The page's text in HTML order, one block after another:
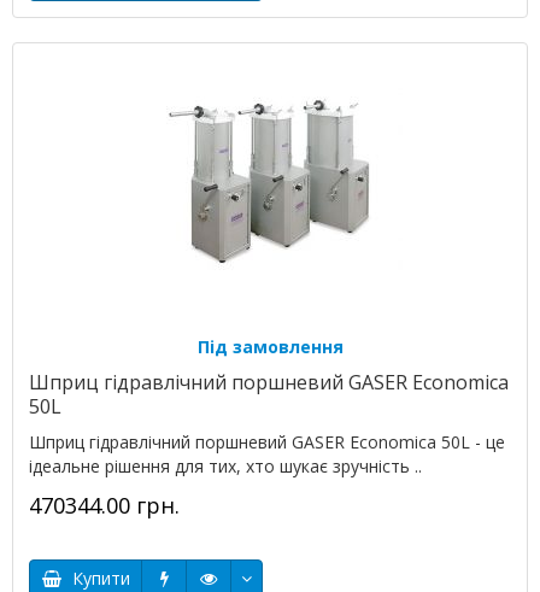
Під замовлення
Шприц гідравлічний поршневий GASER Economica
50L
Шприц гідравлічний поршневий GASER Economica 50L - це
ідеальне рішення для тих, хто шукає зручність ..
470344.00 грн.
Купити